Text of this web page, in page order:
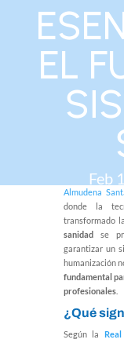
EL
Feb
Almudena
donde la
transformado
sanidadse
garantizar un
humanización
fundamental
profesionales.
¿Qué
Según la